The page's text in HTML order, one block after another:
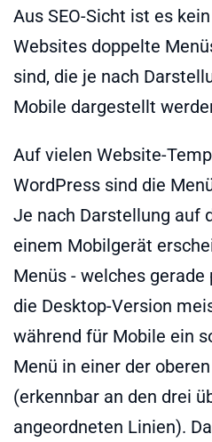
Aus SEO-Sicht ist es
Websites doppelte
sind, die je nach
Mobile dargestellt
Auf vielen Website-
WordPress sind die
Je nach Darstellung auf
einem Mobilgerät
Menüs - welches
die Desktop-Version
während für Mobile ein
Menü in einer der
(erkennbar an den drei
angeordneten Linien).